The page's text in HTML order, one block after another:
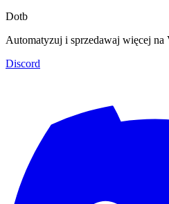
Dotb
Automatyzuj i sprzedawaj więcej na
Discord